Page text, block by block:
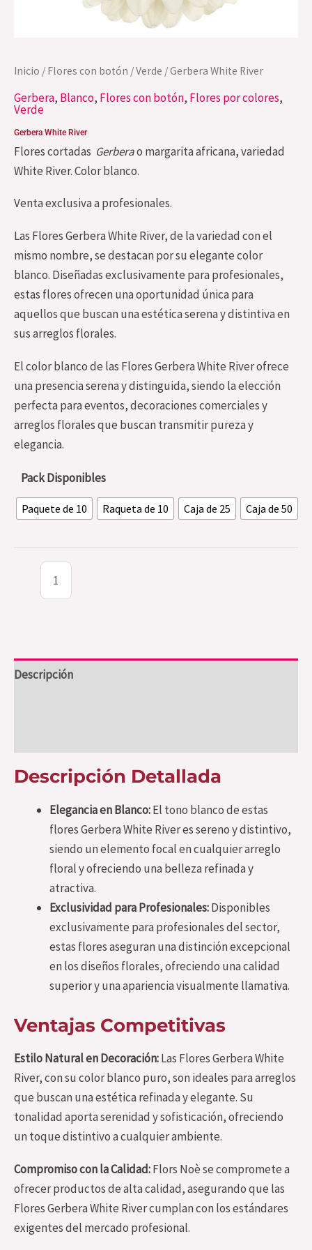
Inicio / Flores con botón /Verde / Gerbera White River
Gerbera, Blanco, Flores con botón, Flores por colores,
Verde
Gerbera White River
Flores cortadas Gerberao margarita africana, variedad
White River. Color blanco.
Venta exclusiva a profesionales.
Las Flores Gerbera White River, de la variedad con el
mismo nombre, se destacan por su elegante color
blanco. Diseñadas exclusivamente para profesionales,
estas flores ofrecen una oportunidad única para
aquellos que buscan una estética serena y distintiva en
sus arreglos florales.
El color blanco de las Flores Gerbera White River ofrece
una presencia serena y distinguida, siendo la elección
perfecta para eventos, decoraciones comerciales y
arreglos florales que buscan transmitir pureza y
elegancia.
Pack Disponibles
Paquete de 10 Raqueta de 10 Caja de 25 Caja de 50
Descripción
Descripción Detallada
Elegancia en Blanco:El tono blanco de estas
flores Gerbera White River es sereno y distintivo,
siendo un elemento focal en cualquier arreglo
floral y ofreciendo una belleza refinada y
atractiva.
Exclusividad para Profesionales:Disponibles
exclusivamente para profesionales del sector,
estas flores aseguran una distinción excepcional
en los diseños florales, ofreciendo una calidad
superior y una apariencia visualmente llamativa.
Ventajas Competitivas
Estilo Natural en Decoración:Las Flores Gerbera White
River, con su color blanco puro, son ideales para arreglos
que buscan una estética refinada y elegante. Su
tonalidad aporta serenidad y sofisticación, ofreciendo
un toque distintivo a cualquier ambiente.
Compromiso con la Calidad:Flors Noè se compromete a
ofrecer productos de alta calidad, asegurando que las
Flores Gerbera White River cumplan con los estándares
exigentes del mercado profesional.